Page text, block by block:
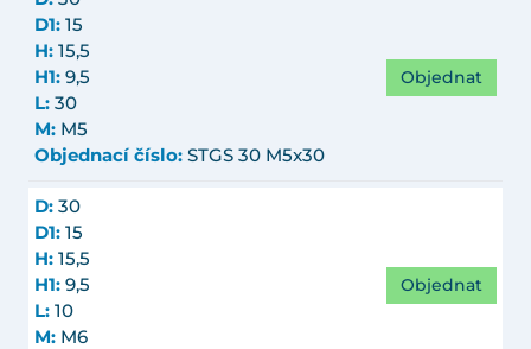
D1: 15
H: 15,5
H1: 9,5
L: 30
M: M5
Objednací číslo: STGS 30 M5x30
Objednat
D: 30
D1: 15
H: 15,5
H1: 9,5
L: 10
M: M6
Objednat